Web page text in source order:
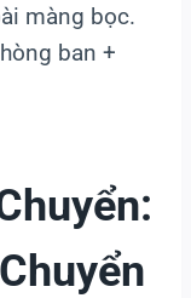
màng bọc.
ban +